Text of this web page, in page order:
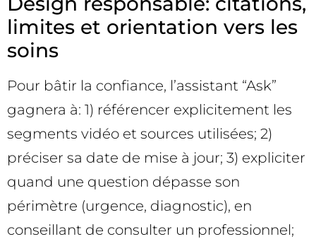
limites et orientation vers les
soins
Pour bâtir la confiance, l’assistant “Ask”
gagnera à: 1) référencer explicitement les
segments vidéo et sources utilisées; 2)
préciser sa date de mise à jour; 3) expliciter
quand une question dépasse son
périmètre (urgence, diagnostic), en
conseillant de consulter un professionnel;